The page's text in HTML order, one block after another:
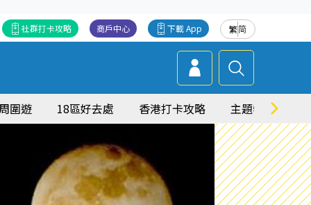
繁简
下載 App
商戶中心
社群打卡攻略
圍遊 18區好去處 香港打卡攻略 主題特集